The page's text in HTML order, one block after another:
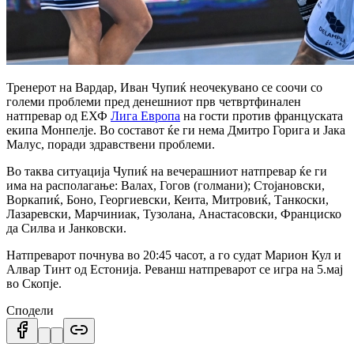
Тренерот на Вардар, Иван Чупиќ неочекувано се соочи со
големи проблеми пред денешниот прв четвртфинален
натпревар од ЕХФ Лига Европа на гости против француската
екипа Монпелје. Во составот ќе ги нема Дмитро Горига и Јака
Малус, поради здравствени проблеми.
Во таква ситуација Чупиќ на вечерашниот натпревар ќе ги
има на располагање: Валах, Гогов (голмани); Стојановски,
Воркапиќ, Боно, Георгиевски, Кеита, Митровиќ, Танкоски,
Лазаревски, Марчиниак, Тузолана, Анастасовски, Франциско
да Силва и Јанковски.
Натпреварот почнува во 20:45 часот, а го судат Марион Кул и
Алвар Тинт од Естонија. Реванш натпреварот се игра на 5.мај
во Скопје.
Сподели